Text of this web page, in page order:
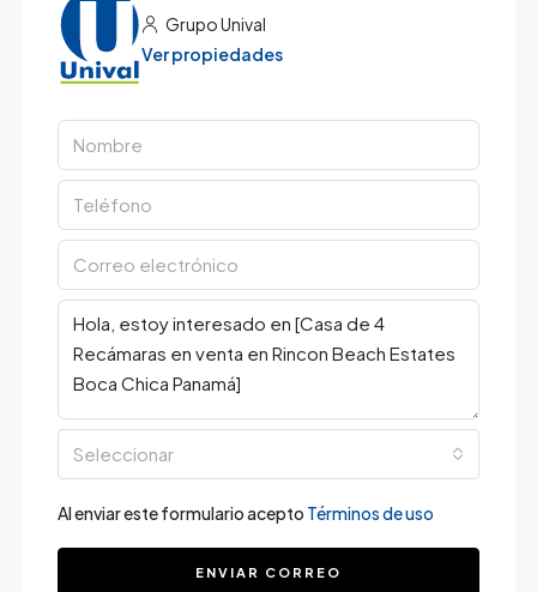
Grupo Unival
Ver propiedades
Seleccionar
Al enviar este formulario acepto Términos de uso
ENVIAR CORREO